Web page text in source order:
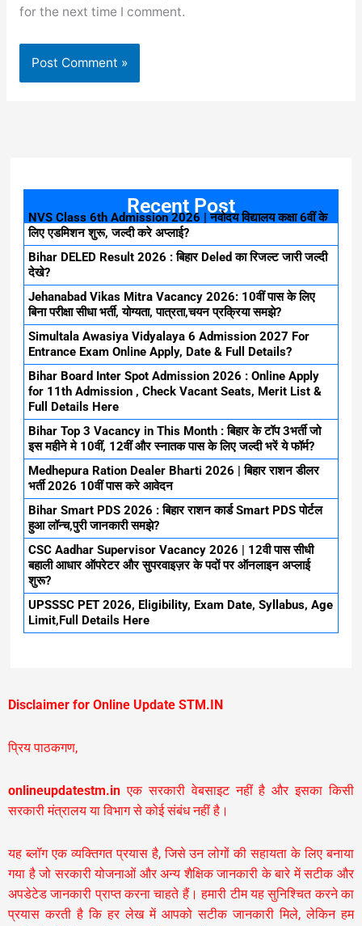
for the next time I comment.
Recent Post
NVS Class 6th Admission 2026 | नवोदय विद्यालय कक्षा 6वीं के
लिए एडमिशन शुरू, जल्दी करे अप्लाई?
Bihar DELED Result 2026 : बिहार Deled का रिजल्ट जारी जल्दी
देखे?
Jehanabad Vikas Mitra Vacancy 2026: 10वीं पास के लिए
बिना परीक्षा सीधा भर्ती, योग्यता, पात्रता,चयन प्रक्रिया समझे?
Simultala Awasiya Vidyalaya 6 Admission 2027 For
Entrance Exam Online Apply, Date & Full Details?
Bihar Board Inter Spot Admission 2026 : Online Apply
for 11th Admission , Check Vacant Seats, Merit List &
Full Details Here
Bihar Top 3 Vacancy in This Month : बिहार के टॉप 3भर्ती जो
इस महीने मे 10वीं, 12वीं और स्नातक पास के लिए जल्दी भरें ये फॉर्म?
Medhepura Ration Dealer Bharti 2026 | बिहार राशन डीलर
भर्ती 2026 10वीं पास करे आवेदन
Bihar Smart PDS 2026 : बिहार राशन कार्ड Smart PDS पोर्टल
हुआ लॉन्च,पुरी जानकारी समझे?
CSC Aadhar Supervisor Vacancy 2026 | 12वी पास सीधी
बहाली आधार ऑपरेटर और सुपरवाइज़र के पदों पर ऑनलाइन अप्लाई
शुरू?
UPSSSC PET 2026, Eligibility, Exam Date, Syllabus, Age
Limit,Full Details Here
Disclaimer for Online Update STM.IN
प्रिय पाठकगण,
onlineupdatestm.in एक सरकारी वेबसाइट नहीं है और इसका किसी
सरकारी मंत्रालय या विभाग से कोई संबंध नहीं है।
यह ब्लॉग एक व्यक्तिगत प्रयास है, जिसे उन लोगों की सहायता के लिए बनाया
गया है जो सरकारी योजनाओं और अन्य शैक्षिक जानकारी के बारे में सटीक और
अपडेटेड जानकारी प्राप्त करना चाहते हैं। हमारी टीम यह सुनिश्चित करने का
प्रयास करती है कि हर लेख में आपको सटीक जानकारी मिले, लेकिन हम